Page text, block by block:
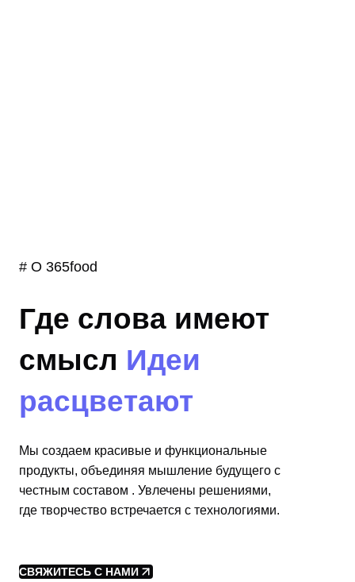
# О 365food
Где слова имеют
смысл Идеи
расцветают
Мы создаем красивые и функциональные
продукты, объединяя мышление будущего с
честным составом . Увлечены решениями,
где творчество встречается с технологиями.
СВЯЖИТЕСЬ С НАМИ